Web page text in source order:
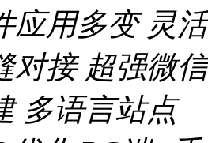
应用多变 灵
对接 超强微
多语言站点